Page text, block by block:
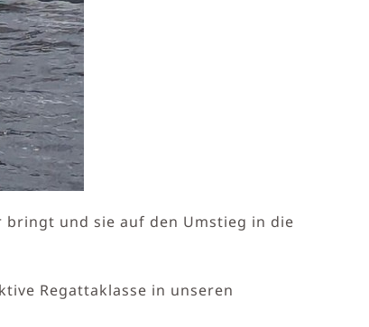
bringt und sie auf den Umstieg in die
Regattaklasse in unseren